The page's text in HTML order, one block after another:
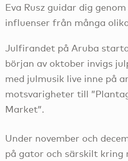
Eva Rusz guidar dig
influenser från många
Julfirandet på Aruba
början av oktober invigs
med julmusik live inne på
motsvarigheter till
Market”.
Under november och
på gator och särskilt kring